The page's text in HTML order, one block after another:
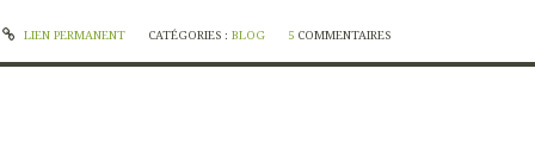
LIEN PERMANENT CATÉGORIES : BLOG 5 COMMENTAIRES